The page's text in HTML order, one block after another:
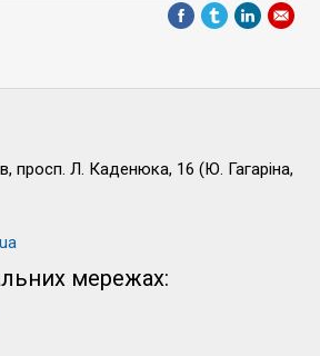
просп. Л. Каденюка, 16 (Ю. Гагаріна,
мережах: